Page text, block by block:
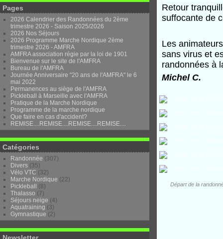
Pages
2026 Calendrier des Randonnées du 2ème
trimestre 2026 - Saison 2025/2026
2026 Nos Séjours
2026 Programme Marche Nordique 2ème
trimestre 2026 - AMFRA
AMFRA association régie par la loi de 1901
Bienvenue sur le site de l'AMFRA
Bureau de l'AMFRA
Journée Anniversaire "20 ans de l'AMFRA" le 6
mai 2022
Permanences au siège de l'AMFRA
Pickleball à Marseille avec l'AMFRA
Pratique de la Marche Nordique
Programme de la marche nordique
Que faire en cas d'accident?
REMISE....REMISE....REMISE....REMISE....
Catégories
Randonnée (307)
Divers (35)
Vélo VTC (32)
Marche Nordique (22)
Pickleball
(8)
Thalasso (7)
Séjours neige (4)
Aquatraining (3)
Gymnastique (2)
Retour
suffocante de
Les
sans virus et
randonnées à
Michel C.
Départ de la